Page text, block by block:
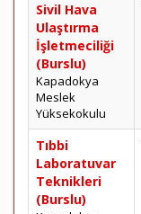
Sivil Hava
Ulaştırma
İşletmeciliği
(Burslu)
Kapadokya
Meslek
Yüksekokulu
Tıbbi
Laboratuvar
Teknikleri
(Burslu)